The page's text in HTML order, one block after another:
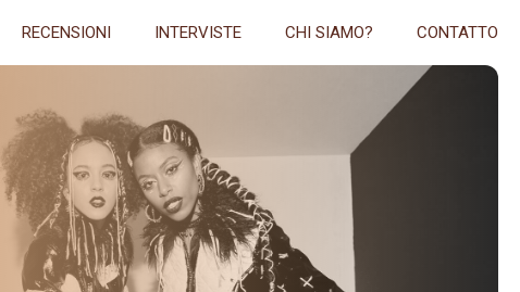
RECENSIONI INTERVISTE CHI SIAMO? CONTATTO